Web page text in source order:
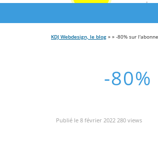
KDJ Webdesign, le blog » » -80% sur
-
Publié le 8 février 2022 280 views